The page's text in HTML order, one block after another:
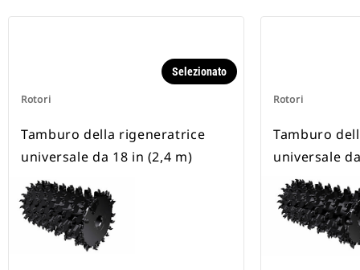
Rotori
Selezionato
Tamburo della rigeneratrice
universale da 18 in (2,4 m)
Rotori
Tamburo
universale